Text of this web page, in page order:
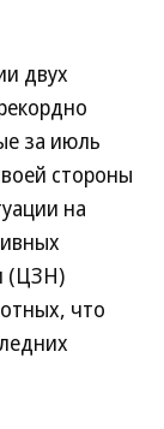
двух
за июль
стороны
на
(ЦЗН)
что